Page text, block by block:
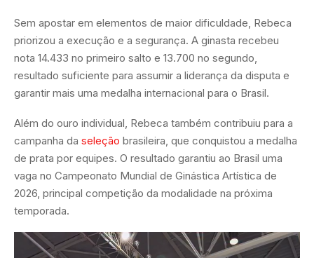
Sem apostar em elementos de maior dificuldade, Rebeca
priorizou a execução e a segurança. A ginasta recebeu
nota 14.433 no primeiro salto e 13.700 no segundo,
resultado suficiente para assumir a liderança da disputa e
garantir mais uma medalha internacional para o Brasil.
Além do ouro individual, Rebeca também contribuiu para a
campanha da seleção brasileira, que conquistou a medalha
de prata por equipes. O resultado garantiu ao Brasil uma
vaga no Campeonato Mundial de Ginástica Artística de
2026, principal competição da modalidade na próxima
temporada.